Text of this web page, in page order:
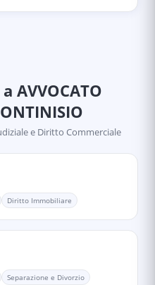
a AVVOCATO
e Diritto Commerciale
Diritto Immobiliare
Separazione e Divorzio